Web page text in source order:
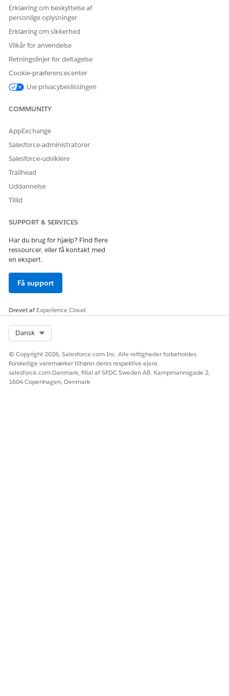
planlagt til sletning. Hvis du ønsker en detaljeret liste, skal
du klikke påGennemse sletningsdetaljer
Klik på
Jeg godkender sletning af data
sletningsprocessen.
Giv os besked, så vi kan forbedre os!
Erklæring om beskyttelse af
personlige oplysninger
Erklæring om sikkerhed
Vilkår for anvendelse
Retningslinjer for deltagelse
Cookie-præferencecenter
Uw privacybeslissingen
COMMUNITY
AppExchange
Salesforce-administratorer
Salesforce-udviklere
Trailhead
Uddannelse
Tillid
SUPPORT & SERVICES
Har du brug for hjælp? Find flere
ressourcer, eller få kontakt med
en ekspert.
Få support
Drevet afExperience Cloud
Dansk
© Copyright 2026, Salesforce.com Inc. Alle rettigheder forbeholdes.
Forskellige varemærker tilhører deres respektive ejere.
salesforce.com Danmark, filial af SFDC Sweden AB. Kampmannsgade 2,
1604 Copenhagen, Denmark